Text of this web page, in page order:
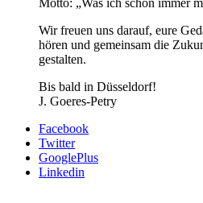
Motto: „Was ich schon immer
Wir freuen uns darauf, eure
hören und gemeinsam die
gestalten.
Bis bald in Düsseldorf!
J. Goeres-Petry
Facebook
Twitter
GooglePlus
Linkedin